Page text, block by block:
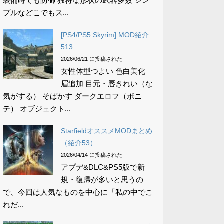
プルなどこでもス...
[PS4/PS5 Skyrim] MOD紹介
513
2026/06/21 に投稿された
女性体型つよい 色白美化
眉追加 目元・唇きれい（な
気がする） そばかす ダークエロフ（ポニ
テ） オブジェクト...
StarfieldオススメMODまとめ
（紹介53）
2026/04/14 に投稿された
アプデ&DLC&PS5版で新
規・復帰が多いと思うの
で、今回は人気なものを中心に「私の中でこ
れだ...